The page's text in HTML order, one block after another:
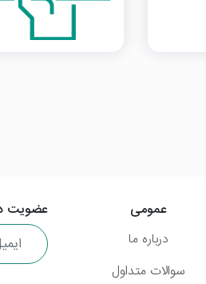
عضویت
عمومی
درباره ما
سوالات متداول